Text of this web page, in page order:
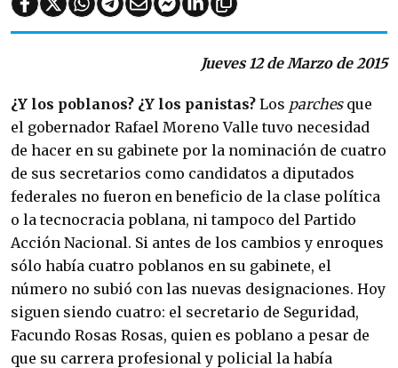
Jueves 12 de Marzo de 2015
¿Y los poblanos? ¿Y los panistas? Los parchesque
el gobernador Rafael Moreno Valle tuvo necesidad
de hacer en su gabinete por la nominación de cuatro
de sus secretarios como candidatos a diputados
federales no fueron en beneficio de la clase política
o la tecnocracia poblana, ni tampoco del Partido
Acción Nacional. Si antes de los cambios y enroques
sólo había cuatro poblanos en su gabinete, el
número no subió con las nuevas designaciones. Hoy
siguen siendo cuatro: el secretario de Seguridad,
Facundo Rosas Rosas, quien es poblano a pesar de
que su carrera profesional y policial la había